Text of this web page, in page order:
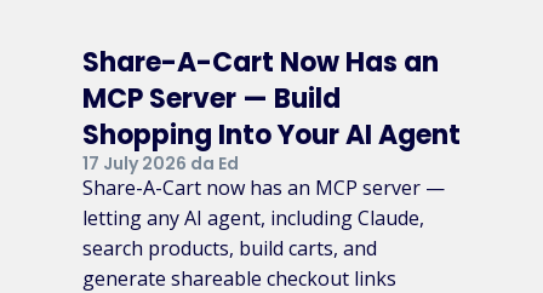
Share-A-Cart Now Has an
MCP Server — Build
Shopping Into Your AI Agent
17 July 2026 da Ed
Share-A-Cart now has an MCP server —
letting any AI agent, including Claude,
search products, build carts, and
generate shareable checkout links